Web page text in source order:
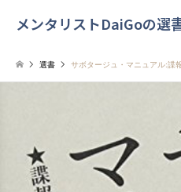
メンタリストDaiGoの選
選書 サボタージュ・マニュアル:諜